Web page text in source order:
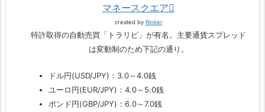
マネースクエア
created by Rinker
特許取得の自動売買「トラリピ」が有名。主要通貨スプレッド
は変動制のため下記の通り。
ドル円(USD/JPY)：3.0～4.0銭
ユーロ円(EUR/JPY)：4.0～5.0銭
ポンド円(GBP/JPY)：6.0～7.0銭